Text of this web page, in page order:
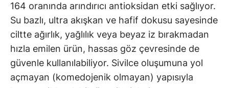
164 oranında arındırıcı antioksidan etki sağlıyor.
Su bazlı, ultra akışkan ve hafif dokusu sayesinde
ciltte ağırlık, yağlılık veya beyaz iz bırakmadan
hızla emilen ürün, hassas göz çevresinde de
güvenle kullanılabiliyor. Sivilce oluşumuna yol
açmayan (komedojenik olmayan) yapısıyla